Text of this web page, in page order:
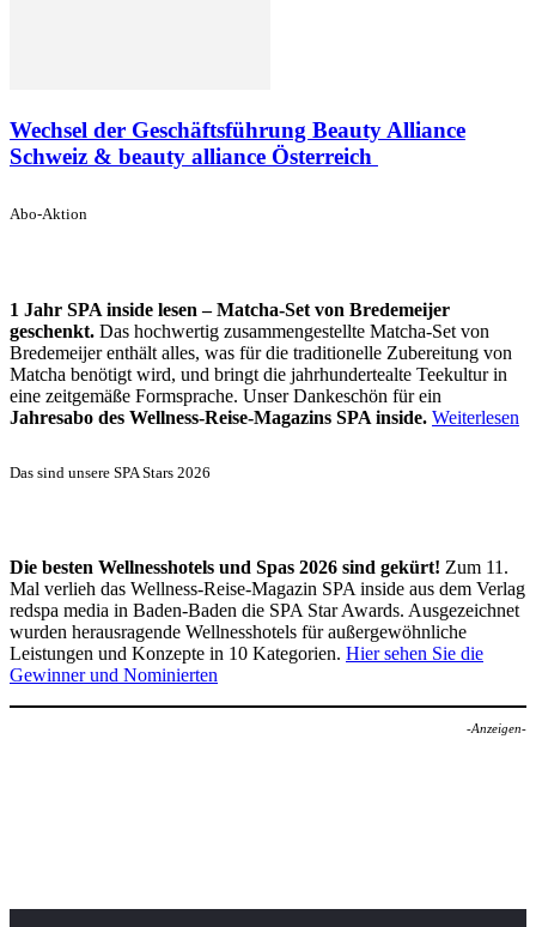
Wechsel der Geschäftsführung Beauty Alliance
Schweiz & beauty alliance Österreich
Abo-Aktion
1 Jahr SPA inside lesen – Matcha-Set von Bredemeijer
geschenkt. Das hochwertig zusammengestellte Matcha-Set von
Bredemeijer enthält alles, was für die traditionelle Zubereitung von
Matcha benötigt wird, und bringt die jahrhundertealte Teekultur in
eine zeitgemäße Formsprache. Unser Dankeschön für ein
Jahresabo des Wellness-Reise-Magazins SPA inside. Weiterlesen
Das sind unsere SPA Stars 2026
Die besten Wellnesshotels und Spas 2026 sind gekürt! Zum 11.
Mal verlieh das Wellness-Reise-Magazin SPA inside aus dem Verlag
redspa media in Baden-Baden die SPA Star Awards. Ausgezeichnet
wurden herausragende Wellnesshotels für außergewöhnliche
Leistungen und Konzepte in 10 Kategorien. Hier sehen Sie die
Gewinner und Nominierten
-Anzeigen-